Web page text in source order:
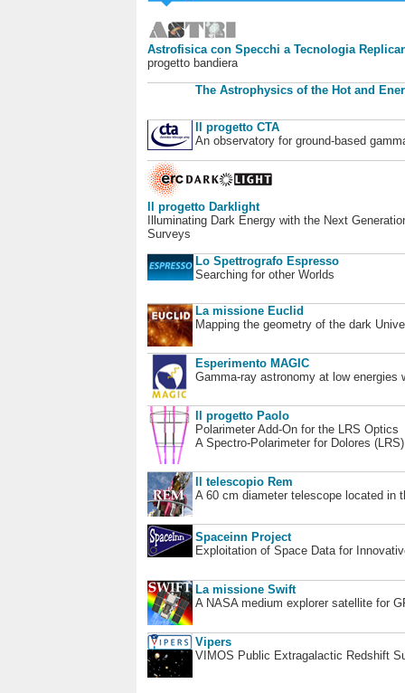
Astrofisica con Specchi a Tecnologia
progetto bandiera
The Astrophysics of the Hot and
Il progetto CTA
An observatory for ground-based
Il progetto Darklight
Illuminating Dark Energy with the Next
Surveys
Lo Spettrografo Espresso
Searching for other Worlds
La missione Euclid
Mapping the geometry of the dark
Esperimento MAGIC
Gamma-ray astronomy at low energies
Il progetto Paolo
Polarimeter Add-On for the LRS Optics
A Spectro-Polarimeter for Dolores
Il telescopio Rem
A 60 cm diameter telescope located in
Spaceinn Project
Exploitation of Space Data for
La missione Swift
A NASA medium explorer satellite for
Vipers
VIMOS Public Extragalactic Redshift